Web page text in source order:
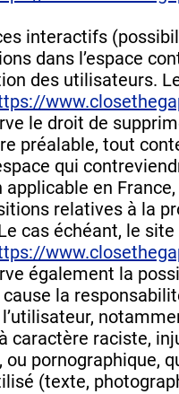
interactifs
dans l’espace
des utilisateurs.
le droit de
préalable, tout
qui
applicable en
relatives à la
cas échéant, le site
également la
la
caractère raciste,
pornographique,
(texte,